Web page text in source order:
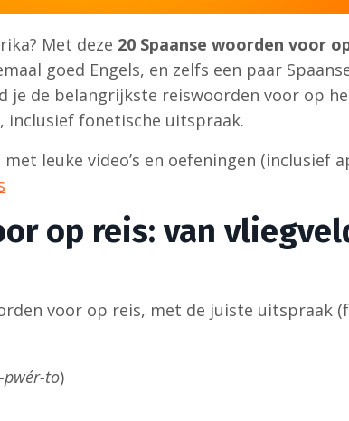
Met deze 20 Spaanse woorden voor
goed Engels, en zelfs een paar
je de belangrijkste reiswoorden voor op
fonetische uitspraak.
leuke video’s en oefeningen (inclusief
op reis: van
voor op reis, met de juiste uitspraak
pwér-to)